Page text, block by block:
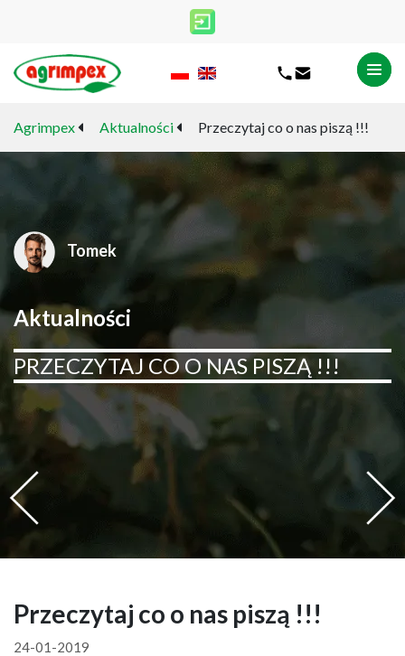
Agrimpex Aktualności Przeczytaj co o nas piszą !!!
Tomek
Aktualności
PRZECZYTAJ CO O NAS PISZĄ !!!
Przeczytaj co o nas piszą !!!
24-01-2019